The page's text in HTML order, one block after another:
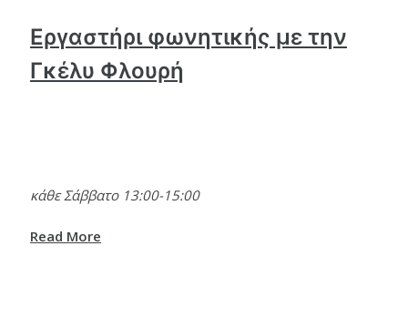
Εργαστήρι φωνητικής με την
Γκέλυ Φλουρή
κάθε Σάββατο 13:00-15:00
Read More